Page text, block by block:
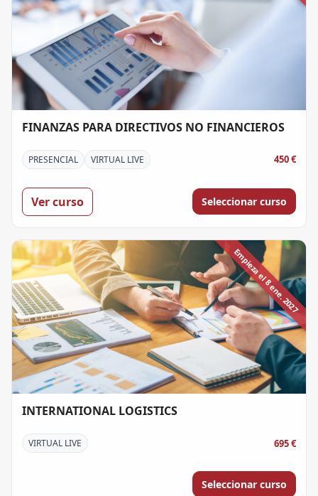
FINANZAS PARA DIRECTIVOS NO FINANCIEROS
PRESENCIAL VIRTUAL LIVE 450 €
Ver curso Seleccionar curso
Empieza el 8 ene. 2027
INTERNATIONAL LOGISTICS
VIRTUAL LIVE 695 €
Seleccionar curso